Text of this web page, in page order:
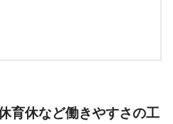
育休など働きやすさの工